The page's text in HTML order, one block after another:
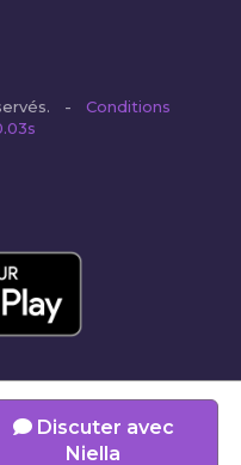
Discuter avec
Niella
-Conditions